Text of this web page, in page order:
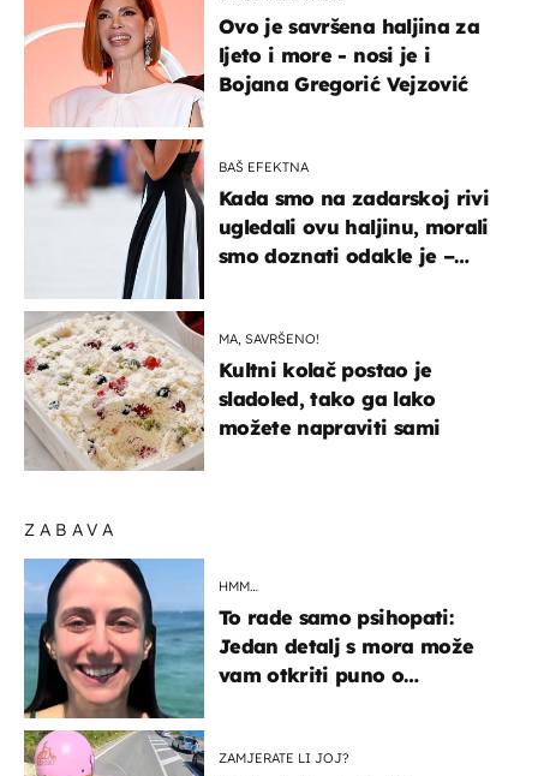
ZABAVA
HMM…
To rade samo psihopati:
Jedan detalj s mora može
vam otkriti puno o
ZAMJERATE LI JOJ?
Ovo je savršena haljina za
ljeto i more - nosi je i
Bojana Gregorić Vejzović
BAŠ EFEKTNA
Kada smo na zadarskoj rivi
ugledali ovu haljinu, morali
smo doznati odakle je –
MA, SAVRŠENO!
Kultni kolač postao je
sladoled, tako ga lako
možete napraviti sami